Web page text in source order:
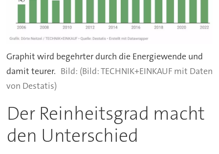
Graphit wird begehrter durch die Energiewende und
damit teurer.
(Bild: TECHNIK+EINKAUF mit Daten
von Destatis)
Der Reinheitsgrad macht
den Unterschied